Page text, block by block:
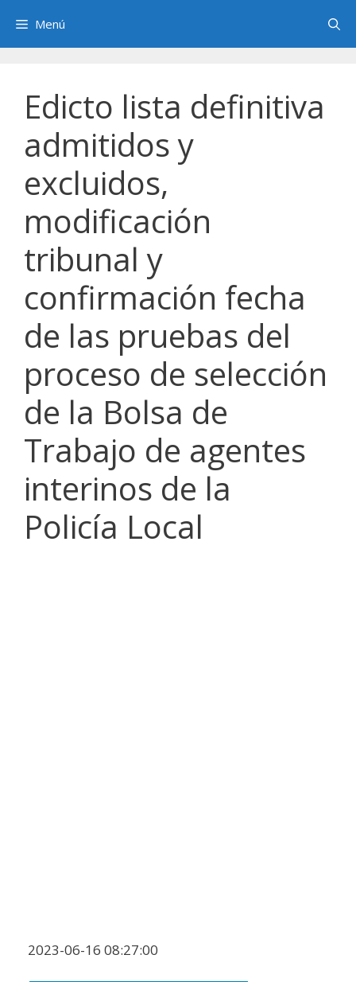
contenido
Menú
Edicto lista definitiva
admitidos y
excluidos,
modificación
tribunal y
confirmación fecha
de las pruebas del
proceso de selección
de la Bolsa de
Trabajo de agentes
interinos de la
Policía Local
2023-06-16 08:27:00